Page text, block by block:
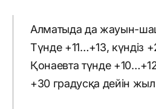
Алматыда да жауын-
Түнде +11…+13, күндіз
Қонаевта түнде
+30 градусқа дейін